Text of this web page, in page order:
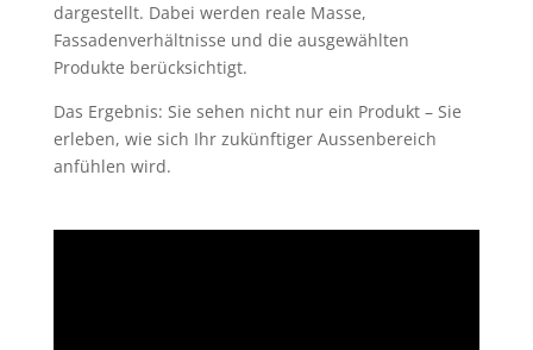
dargestellt. Dabei werden reale Masse,
Fassadenverhältnisse und die ausgewählten
Produkte berücksichtigt.
Das Ergebnis: Sie sehen nicht nur ein Produkt – Sie
erleben, wie sich Ihr zukünftiger Aussenbereich
anfühlen wird.